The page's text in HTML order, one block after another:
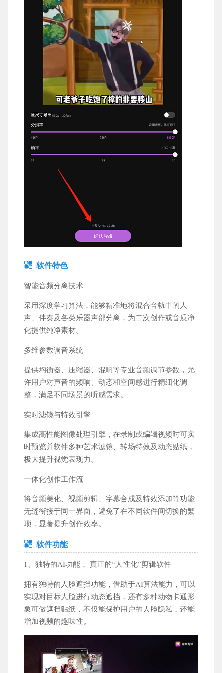
软件特色
智能音频分离技术
采用深度学习算法，能够精准地将混合音轨中的人
声、伴奏及各类乐器声部分离，为二次创作或音质净
化提供纯净素材。
多维参数调音系统
提供均衡器、压缩器、混响等专业音频调节参数，允
许用户对声音的频响、动态和空间感进行精细化调
整，满足不同场景的听感需求。
实时滤镜与特效引擎
集成高性能图像处理引擎，在录制或编辑视频时可实
时预览并软件多种艺术滤镜、转场特效及动态贴纸，
极大提升视觉表现力。
一体化创作工作流
将音频美化、视频剪辑、字幕合成及特效添加等功能
无缝衔接于同一界面，避免了在不同软件间切换的繁
琐，显著提升创作效率。
软件功能
1、独特的AI功能， 真正的“人性化”剪辑软件
拥有独特的人脸遮挡功能，借助于AI算法能力，可以
实现对目标人脸进行动态遮挡，还有多种动物卡通形
象可做遮挡贴纸，不仅能保护用户的人脸隐私，还能
增加视频的趣味性。